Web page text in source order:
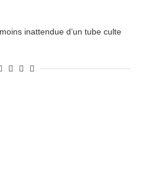
inattendue d’un tube culte